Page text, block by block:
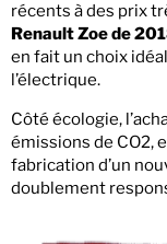
récents à des prix
Renault Zoe de
en fait un choix
l’électrique.
Côté écologie,
émissions de CO2,
fabrication d’un
doublement